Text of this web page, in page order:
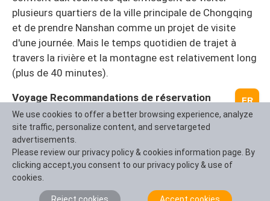
plusieurs quartiers de la ville principale de Chongqing
et de prendre Nanshan comme un projet de visite
d'une journée. Mais le temps quotidien de trajet à
travers la rivière et la montagne est relativement long
(plus de 40 minutes).
Voyage Recommandations de réservation
d'hébergement en Chine:
Le nombre de séjours à domicile de haute qualité sur
Nanshan Mountain est limité, surtout pendant les
périodes de pointe (printemps et automne, vacances)
où ils sont en forte demande. En réservant avec nous,
nous pouvons non seulement nous enfermer dans ces
FR
We use cookies to offer a better browsing experience, analyze
site traffic, personalize content, and servetargeted
advertisements.
Please review our privacy policy & cookies information page. By
clicking accept,you consent to our privacy policy & use of
cookies.